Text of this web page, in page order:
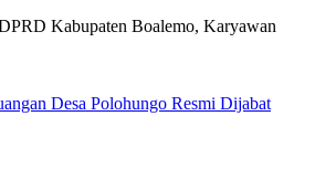
Kabupaten Boalemo, Karyawan
Desa Polohungo Resmi Dijabat